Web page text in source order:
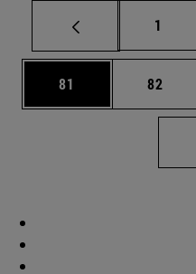
Página
1
Página
81 Página
82